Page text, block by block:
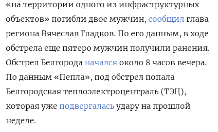
«на территории одного из инфраструктурных
объектов» погибли двое мужчин, сообщил глава
региона Вячеслав Гладков. По его данным, в ходе
обстрела еще пятеро мужчин получили ранения.
Обстрел Белгорода начался около 8 часов вечера.
По данным «Пепла», под обстрел попала
Белгородская теплоэлектроцентраль (ТЭЦ),
которая уже подвергалась удару на прошлой
неделе.